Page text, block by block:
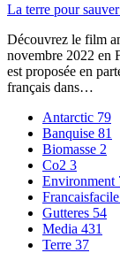
La terre pour
Découvrez le film
novembre 2022 en
est proposée en
français dans…
Antarctic 79
Banquise 81
Biomasse 2
Co2 3
Environment
Francaisfacile
Gutteres 54
Media 431
Terre 37